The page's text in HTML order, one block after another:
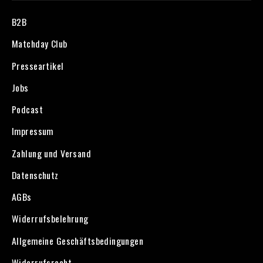
B2B
Matchday Club
Presseartikel
Jobs
Podcast
Impressum
Zahlung und Versand
Datenschutz
AGBs
Widerrufsbelehrung
Allgemeine Geschäftsbedingungen